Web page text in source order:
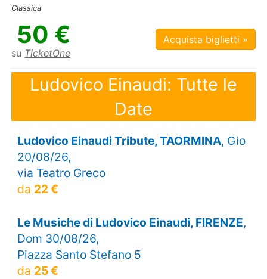
Classica
50 €
su TicketOne
Acquista biglietti »
Ludovico Einaudi: Tutte le
Date
Ludovico Einaudi Tribute, TAORMINA, Gio
20/08/26,
via Teatro Greco
da 22 €
Le Musiche di Ludovico Einaudi, FIRENZE,
Dom 30/08/26,
Piazza Santo Stefano 5
da 25 €